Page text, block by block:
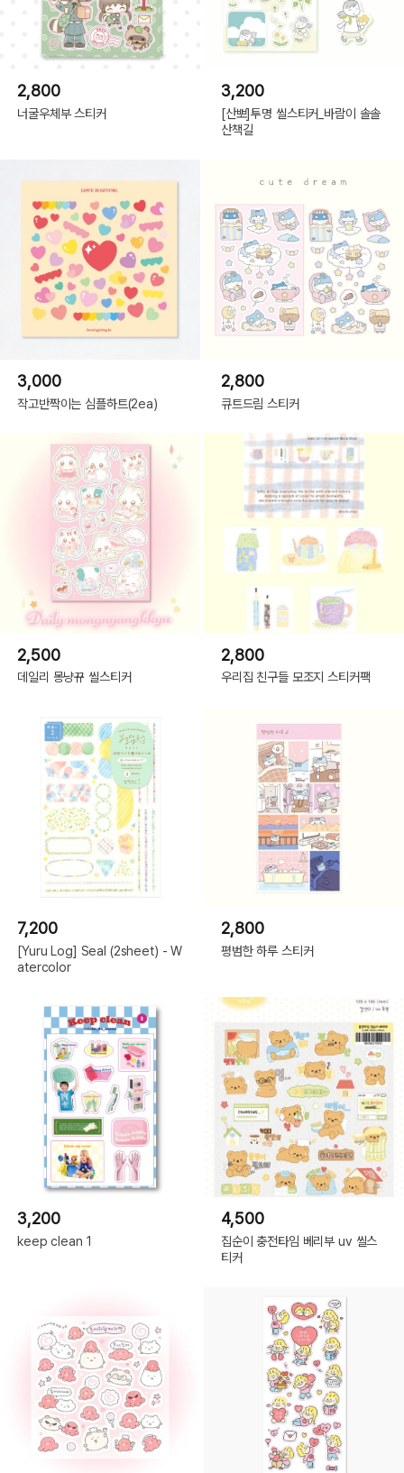
2,800
너굴우체부 스티커
3,200
[산뽀]투명 씰스티커_바람이 솔솔
산책길
3,000
작고반짝이는 심플하트(2ea)
2,800
큐트드림 스티커
2,500
데일리 몽냥뀨 씰스티커
2,800
우리집 친구들 모조지 스티커팩
7,200
[Yuru Log] Seal (2sheet) - W
atercolor
2,800
평범한 하루 스티커
3,200
keep clean 1
4,500
집순이 충전타임 베리부 uv 씰스
티커